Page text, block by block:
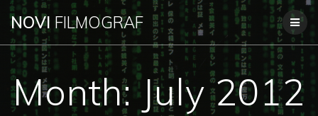
Skip
to
content
NOVI FILMOGRAF
Month:July 2012